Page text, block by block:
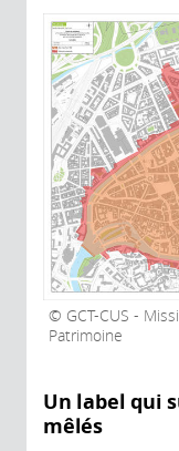
GCT-CUS -
Patrimoine
Un label qui
mêlés